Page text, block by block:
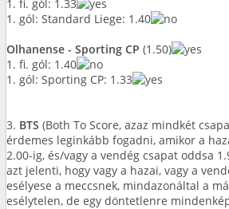
1. fi. gól: 1.33
1. gól: Standard Liege: 1.40
Olhanense - Sporting CP (1.50)
1. fi. gól: 1.40
1. gól: Sporting CP: 1.33
3. BTS (Both To Score, azaz mindkét
érdemes leginkább fogadni, amikor a
2.00-ig, és/vagy a vendég csapat oddsa
azt jelenti, hogy vagy a hazai, vagy a
esélyese a meccsnek, mindazonáltal a
esélytelen, de egy döntetlenre